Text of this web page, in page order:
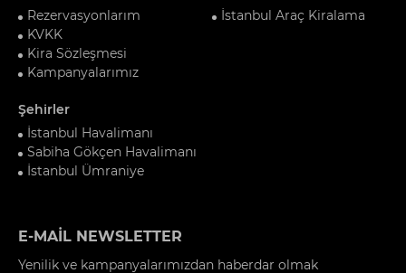
Rezervasyonlarım
KVKK
Kira Sözleşmesi
Kampanyalarımız
İstanbul Araç Kiralama
Şehirler
İstanbul Havalimanı
Sabiha Gökçen Havalimanı
İstanbul Ümraniye
E-MAİL NEWSLETTER
Yenilik ve kampanyalarımızdan haberdar olmak